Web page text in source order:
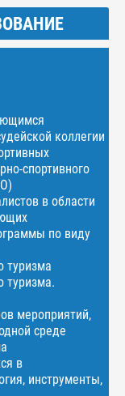
коллегии
спортивного
в области
по виду
туризма
туризма.
мероприятий,
среде
в
инструменты,